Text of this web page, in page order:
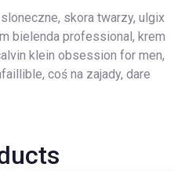
skora twarzy, ulgix
bielenda professional, krem
klein obsession for men,
coś na zajady, dare